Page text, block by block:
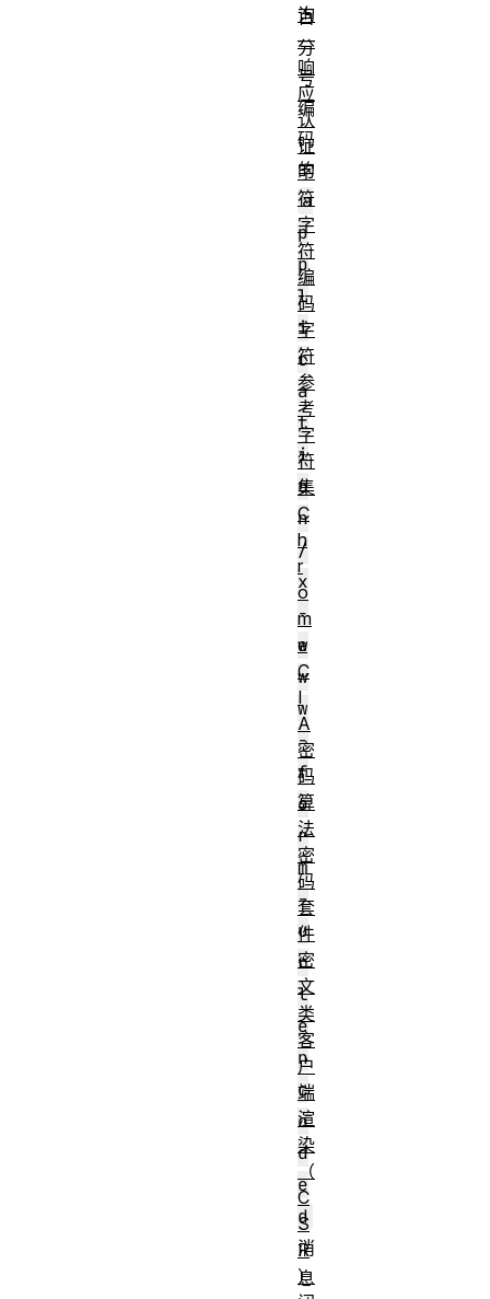
百
分
号
编
码
的
a
p
p
l
i
c
a
t
i
o
n
/
x
-
w
w
w
-
f
o
r
m
-
u
r
l
e
n
c
o
d
e
d
消
息
询
—
响
应
认
证
字
符
字
符
编
码
字
符
参
考
字
符
集
C
h
r
o
m
e
C
I
A
密
码
算
法
密
码
套
件
密
文
类
客
户
端
渲
染
（
C
S
R
）